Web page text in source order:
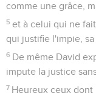
comme une grâce,
5 et à celui qui ne
qui justifie l'impie,
6 De même David
impute la justice
7 Heureux ceux dont